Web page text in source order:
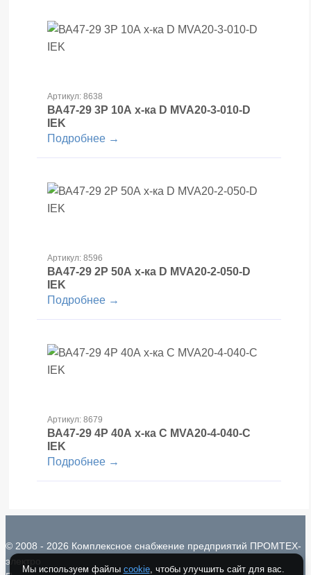
Артикул: 8638
ВА47-29 3Р 10А х-ка D MVA20-3-010-D
IEK
Подробнее →
Артикул: 8596
ВА47-29 2Р 50А х-ка D MVA20-2-050-D
IEK
Подробнее →
Артикул: 8679
ВА47-29 4Р 40А х-ка С MVA20-4-040-С
IEK
Подробнее →
© 2008 - 2026 Комплексное снабжение предприятий ПРОМТЕХ-
электро
Мы используем файлы cookie, чтобы улучшить сайт для вас.